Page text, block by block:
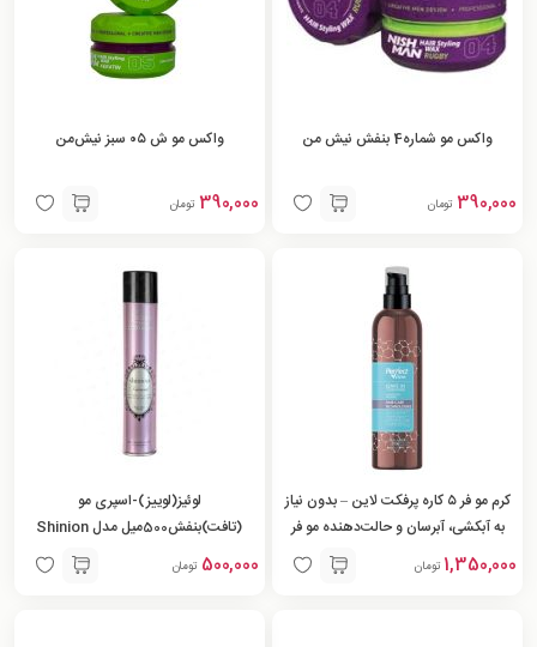
واکس مو شماره4 بنفش نیش من
390,000 تومان
واکس مو ش ۰۵ سبز نیش‌من
390,000 تومان
کرم مو فر ۵ کاره پرفکت لاین – بدون نیاز
به آبکشی، آبرسان و حالت‌دهنده مو فر
1,350,000 تومان
لوئیز(لوییز)-اسپری مو
(تافت)بنفش500میل مدل Shinion
500,000 تومان